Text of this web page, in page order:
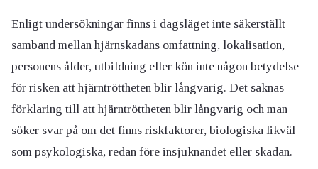
Enligt undersökningar finns i dagsläget inte säkerställt
samband mellan hjärnskadans omfattning, lokalisation,
personens ålder, utbildning eller kön inte någon betydelse
för risken att hjärntröttheten blir långvarig. Det saknas
förklaring till att hjärntröttheten blir långvarig och man
söker svar på om det finns riskfaktorer, biologiska likväl
som psykologiska, redan före insjuknandet eller skadan.